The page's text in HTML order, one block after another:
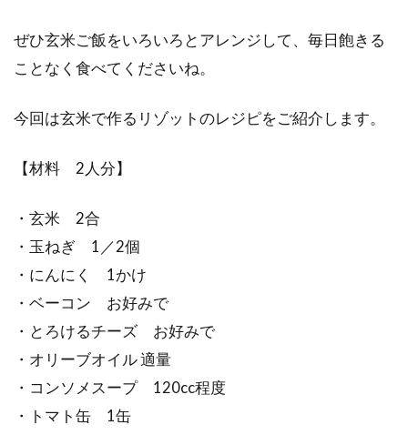
ぜひ玄米ご飯をいろいろとアレンジして、毎日飽きる
ことなく食べてくださいね。
今回は玄米で作るリゾットのレジピをご紹介します。
【材料 2人分】
・玄米 2合
・玉ねぎ 1／2個
・にんにく 1かけ
・ベーコン お好みで
・とろけるチーズ お好みで
・オリーブオイル 適量
・コンソメスープ 120cc程度
・トマト缶 1缶